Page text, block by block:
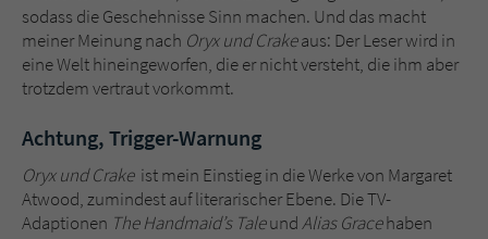
sodass die Geschehnisse Sinn machen. Und das macht
meiner Meinung nach Oryx und Crakeaus: Der Leser wird in
eine Welt hineingeworfen, die er nicht versteht, die ihm aber
trotzdem vertraut vorkommt.
Achtung, Trigger-Warnung
Oryx und Crake ist mein Einstieg in die Werke von Margaret
Atwood, zumindest auf literarischer Ebene. Die TV-
Adaptionen The Handmaid’s TaleundAlias Gracehaben